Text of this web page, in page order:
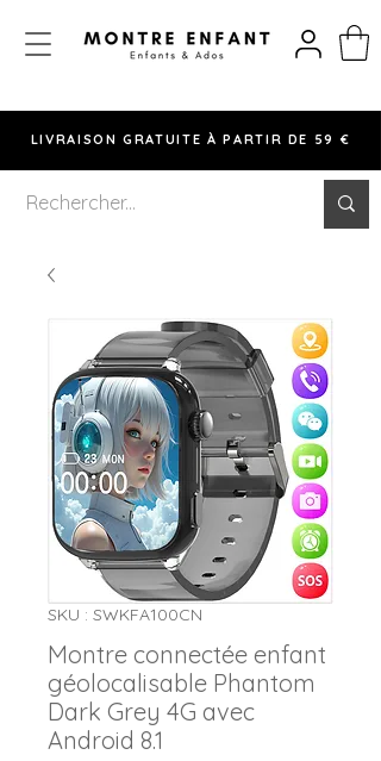
LIVRAISON GRATUITE À PARTIR DE 59 €
SKU : SWKFA100CN
Montre connectée enfant
géolocalisable Phantom
Dark Grey 4G avec
Android 8.1